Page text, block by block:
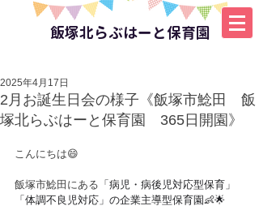
飯塚北らぶはーと保育園
2月お誕生日会の様子《飯塚市鯰田 飯
塚北らぶはーと保育園 365日開園》
2025年4月17日
こんにちは😄
飯塚市鯰田にある 「病児・病後児対応型保育」
「体調不良児対応」の企業主導型保育園👶🌟